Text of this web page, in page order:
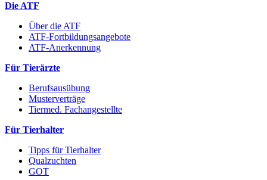
Die ATF
Über die ATF
ATF-Fortbildungsangebote
ATF-Anerkennung
Für Tierärzte
Berufsausübung
Musterverträge
Tiermed. Fachangestellte
Für Tierhalter
Tipps für Tierhalter
Qualzuchten
GOT